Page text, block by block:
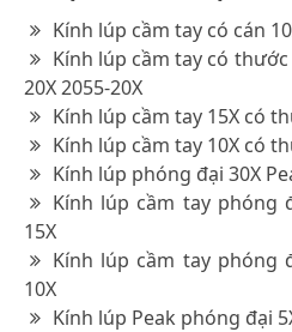
Kính lúp cầm tay có cán
Kính lúp cầm tay có
20X 2055-20X
Kính lúp cầm tay 15X có
Kính lúp cầm tay 10X có
Kính lúp phóng đại 30X
Kính lúp cầm tay phóng
15X
Kính lúp cầm tay phóng
10X
Kính lúp Peak phóng đại